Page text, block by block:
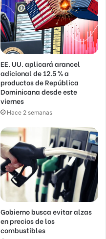
EE. UU. aplicará arancel
adicional de 12.5 % a
productos de República
Dominicana desde este
viernes
Hace 2 semanas
Gobierno busca evitar alzas
en precios de los
combustibles